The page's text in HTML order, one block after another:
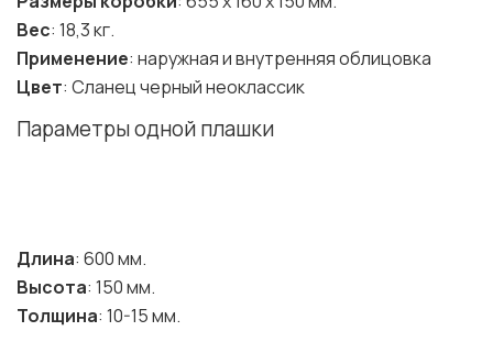
Вес: 18,3 кг.
Применение: наружная и внутренняя облицовка
Цвет: Сланец черный неоклассик
Параметры одной плашки
Длина: 600 мм.
Высота: 150 мм.
Толщина: 10-15 мм.